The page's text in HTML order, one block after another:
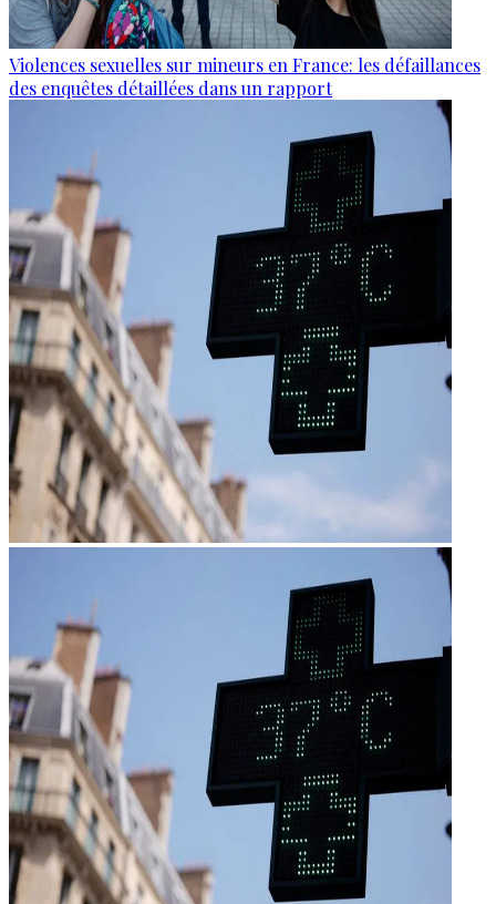
Violences sexuelles sur mineurs en France: les défaillances
des enquêtes détaillées dans un rapport